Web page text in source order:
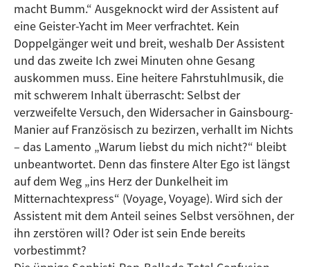
macht Bumm.“ Ausgeknockt wird der Assistent auf
eine Geister-Yacht im Meer verfrachtet. Kein
Doppelgänger weit und breit, weshalb Der Assistent
und das zweite Ich zwei Minuten ohne Gesang
auskommen muss. Eine heitere Fahrstuhlmusik, die
mit schwerem Inhalt überrascht: Selbst der
verzweifelte Versuch, den Widersacher in Gainsbourg-
Manier auf Französisch zu bezirzen, verhallt im Nichts
– das Lamento „Warum liebst du mich nicht?“ bleibt
unbeantwortet. Denn das finstere Alter Ego ist längst
auf dem Weg „ins Herz der Dunkelheit im
Mitternachtexpress“ (Voyage, Voyage). Wird sich der
Assistent mit dem Anteil seines Selbst versöhnen, der
ihn zerstören will? Oder ist sein Ende bereits
vorbestimmt?